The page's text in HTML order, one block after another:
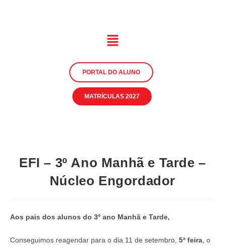
PORTAL DO ALUNO
MATRÍCULAS 2027
EFI – 3º Ano Manhã e Tarde –
Núcleo Engordador
Aos pais dos alunos do 3º ano Manhã e Tarde,
Conseguimos reagendar para o dia 11 de setembro, 5ª feira, o